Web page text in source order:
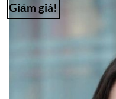
Giảm giá!